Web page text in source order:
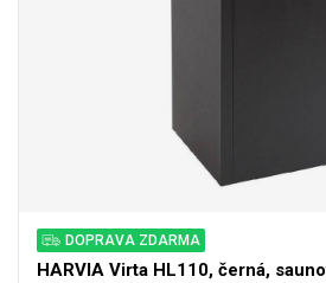
DOPRAVA ZDARMA
HARVIA Virta HL110, černá,